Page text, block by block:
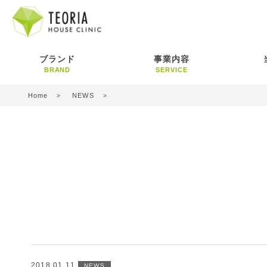
ブランド
BRAND
事業内容
SERVICE
Home NEWS
2018.01.11 NEWS